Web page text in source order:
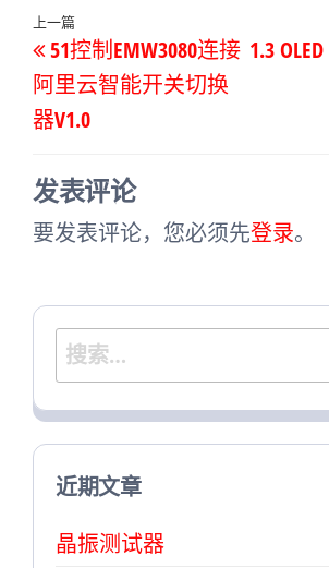
文
章
导
航
上
一
篇
文
上一篇
51控制EMW3080连接
阿里云智能开关切换
器V1.0
1.3
发表评论
要发表评论，您必须先登录。
搜
索：
近期文章
晶振测试器